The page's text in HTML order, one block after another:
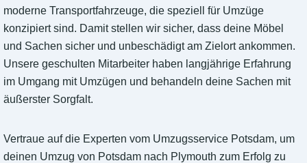
moderne Transportfahrzeuge, die speziell für Umzüge
konzipiert sind. Damit stellen wir sicher, dass deine Möbel
und Sachen sicher und unbeschädigt am Zielort ankommen.
Unsere geschulten Mitarbeiter haben langjährige Erfahrung
im Umgang mit Umzügen und behandeln deine Sachen mit
äußerster Sorgfalt.
Vertraue auf die Experten vom Umzugsservice Potsdam, um
deinen Umzug von Potsdam nach Plymouth zum Erfolg zu